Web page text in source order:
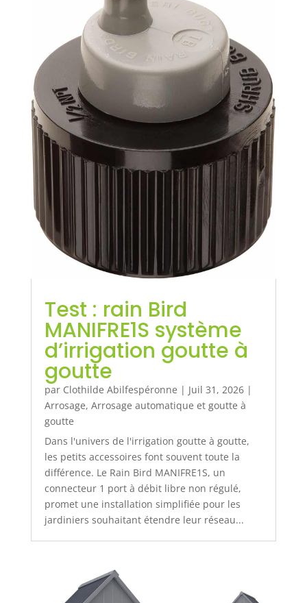
Test : rain Bird
MANIFRE1S système
d’irrigation goutte à
goutte
par Clothilde Abilfespéronne | Juil 31, 2026|
Arrosage, Arrosage automatique et goutte à
goutte
Dans l'univers de l'irrigation goutte à goutte,
les petits accessoires font souvent toute la
différence. Le Rain Bird MANIFRE1S, un
connecteur 1 port à débit libre non régulé,
promet une installation simplifiée pour les
jardiniers souhaitant étendre leur réseau...